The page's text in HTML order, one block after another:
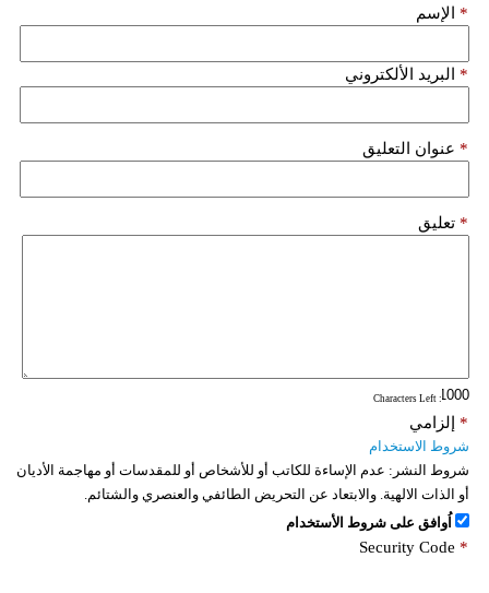
الإسم *
البريد الألكتروني *
عنوان التعليق *
تعليق *
: Characters Left
إلزامي *
شروط الاستخدام
شروط النشر: عدم الإساءة للكاتب أو للأشخاص أو للمقدسات أو مهاجمة الأديان
أو الذات الالهية. والابتعاد عن التحريض الطائفي والعنصري والشتائم.
اُوافق على شروط الأستخدام
Security Code *